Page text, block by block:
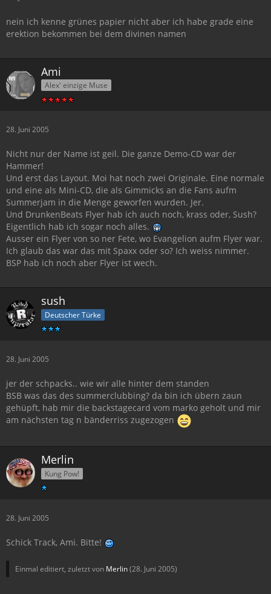
nein ich kenne grünes papier nicht aber ich habe grade eine
erektion bekommen bei dem divinen namen
Ami
Alex' einzige Muse
28. Juni 2005
Nicht nur der Name ist geil. Die ganze Demo-CD war der
Hammer!
Und erst das Layout. Moi hat noch zwei Originale. Eine normale
und eine als Mini-CD, die als Gimmicks an die Fans aufm
Summerjam in die Menge geworfen wurden. Jer.
Und DrunkenBeats Flyer hab ich auch noch, krass oder, Sush?
Eigentlich hab ich sogar noch alles.
Ausser ein Flyer von so ner Fete, wo Evangelion aufm Flyer war.
Ich glaub das war das mit Spaxx oder so? Ich weiss nimmer.
BSP hab ich noch aber Flyer ist wech.
sush
Deutscher Türke
28. Juni 2005
jer der schpacks.. wie wir alle hinter dem standen
BSB was das des summerclubbing? da bin ich übern zaun
gehüpft, hab mir die backstagecard vom marko geholt und mir
am nächsten tag n bänderriss zugezogen
Merlin
Kung Pow!
28. Juni 2005
Schick Track, Ami. Bitte!
Einmal editiert, zuletzt von Merlin(28. Juni 2005)